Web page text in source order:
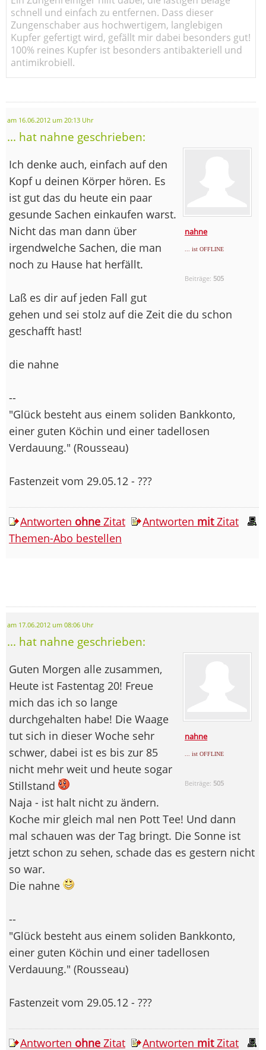
schnell und einfach zu entfernen. Dass dieser
Zungenschaber aus hochwertigem, langlebigen
Kupfer gefertigt wird, gefällt mir dabei besonders gut!
100% reines Kupfer ist besonders antibakteriell und
antimikrobiell.
am 16.06.2012 um 20:13 Uhr
... hat nahne geschrieben:
nahne
... ist OFFLINE
Beiträge: 505
Ich denke auch, einfach auf den
Kopf u deinen Körper hören. Es
ist gut das du heute ein paar
gesunde Sachen einkaufen warst.
Nicht das man dann über
irgendwelche Sachen, die man
noch zu Hause hat herfällt.
Laß es dir auf jeden Fall gut
gehen und sei stolz auf die Zeit die du schon
geschafft hast!
die nahne
--
"Glück besteht aus einem soliden Bankkonto,
einer guten Köchin und einer tadellosen
Verdauung." (Rousseau)
Fastenzeit vom 29.05.12 - ???
Antworten ohne Zitat Antworten mitZitat
Themen-Abo bestellen
am 17.06.2012 um 08:06 Uhr
... hat nahne geschrieben:
nahne
... ist OFFLINE
Beiträge: 505
Guten Morgen alle zusammen,
Heute ist Fastentag 20! Freue
mich das ich so lange
durchgehalten habe! Die Waage
tut sich in dieser Woche sehr
schwer, dabei ist es bis zur 85
nicht mehr weit und heute sogar
Stillstand
Naja - ist halt nicht zu ändern.
Koche mir gleich mal nen Pott Tee! Und dann
mal schauen was der Tag bringt. Die Sonne ist
jetzt schon zu sehen, schade das es gestern nicht
so war.
Die nahne
--
"Glück besteht aus einem soliden Bankkonto,
einer guten Köchin und einer tadellosen
Verdauung." (Rousseau)
Fastenzeit vom 29.05.12 - ???
Antworten ohne Zitat Antworten mitZitat